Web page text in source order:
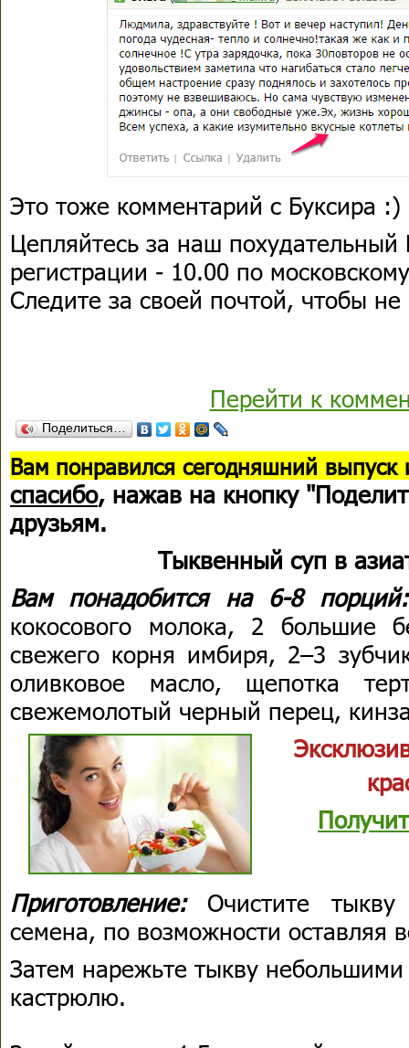
Это тоже комментарий с Буксира :)
Цепляйтесь за наш похудательный
регистрации - 10.00 по
Следите за своей почтой, чтобы не
Перейти к
Поделиться…
Вам понравился сегодняшний выпуск
спасибо, нажав на кнопку
друзьям.
Тыквенный суп в
Вам понадобится на 6-8
кокосового молока, 2 большие
свежего корня имбиря, 2–3
оливковое масло, щепотка
свежемолотый черный перец,
Приготовление:Очистите
семена, по возможности оставляя
Затем нарежьте тыкву
кастрюлю.